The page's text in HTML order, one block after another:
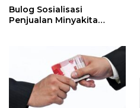
Bulog Sosialisasi
Penjualan Minyakita